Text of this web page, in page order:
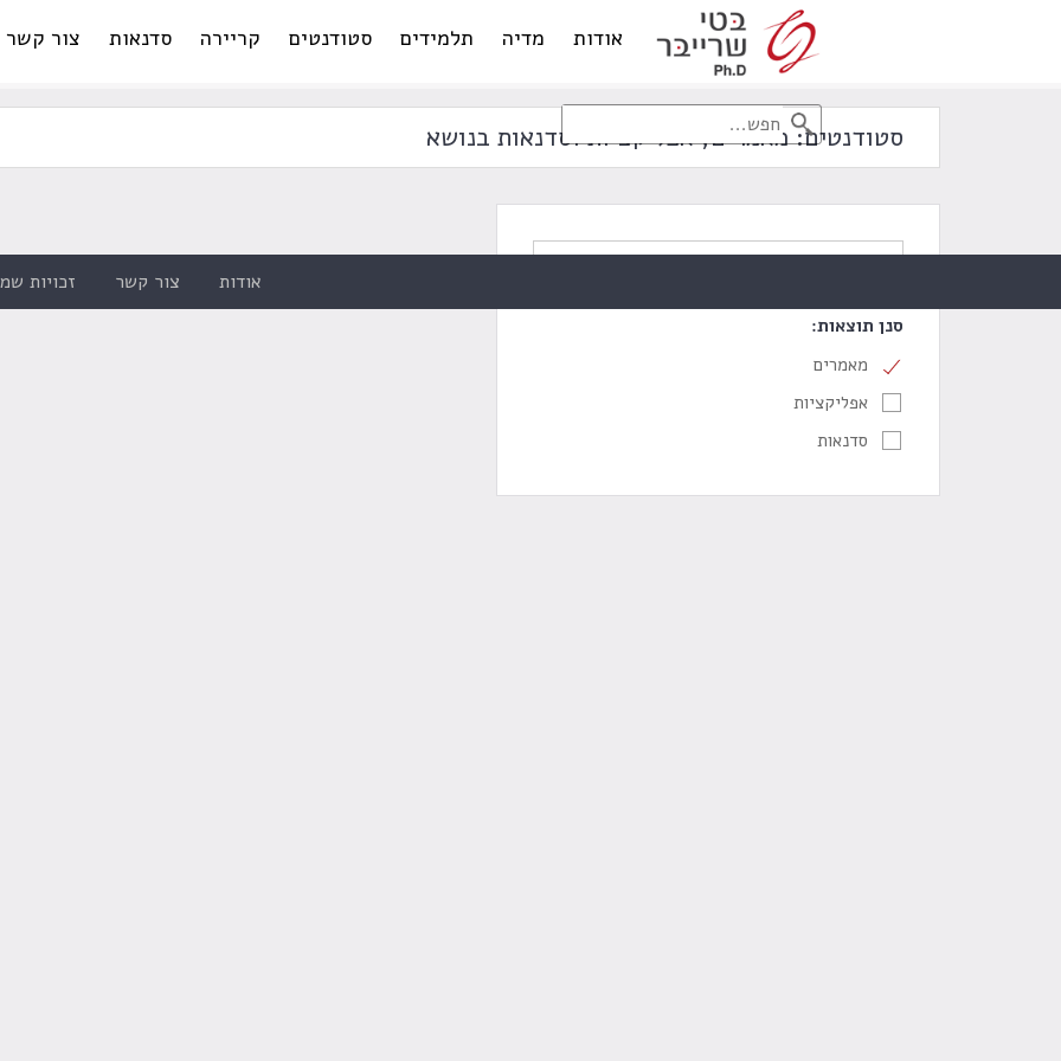
אודות מדיה תלמידים סטודנטים קריירה סדנאות צור קשר
סטודנטים: מאמרים, אפליקציות וסדנאות בנושא
סנן תוצאות:
מאמרים
אפליקציות
סדנאות
אודות צור קשר זכויות